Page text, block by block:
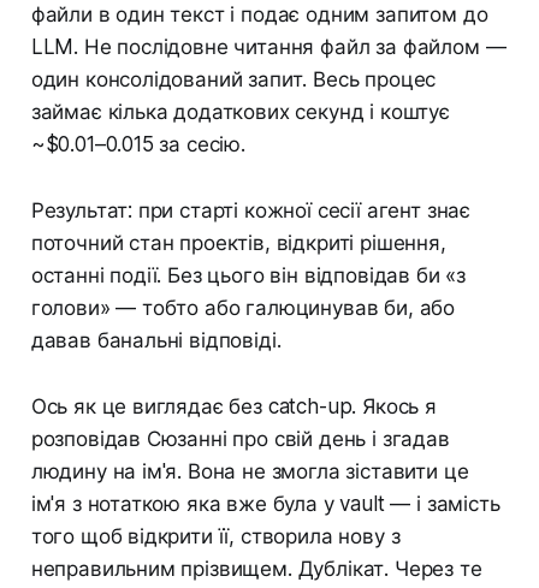
файли в один текст і подає одним запитом до
LLM. Не послідовне читання файл за файлом —
один консолідований запит. Весь процес
займає кілька додаткових секунд і коштує
~$0.01–0.015 за сесію.
Результат: при старті кожної сесії агент знає
поточний стан проектів, відкриті рішення,
останні події. Без цього він відповідав би «з
голови» — тобто або галюцинував би, або
давав банальні відповіді.
Ось як це виглядає без catch-up. Якось я
розповідав Сюзанні про свій день і згадав
людину на ім'я. Вона не змогла зіставити це
ім'я з нотаткою яка вже була у vault — і замість
того щоб відкрити її, створила нову з
неправильним прізвищем. Дублікат. Через те